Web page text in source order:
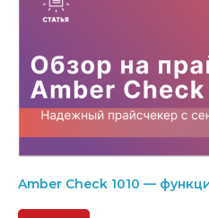
Amber Check 1010 —